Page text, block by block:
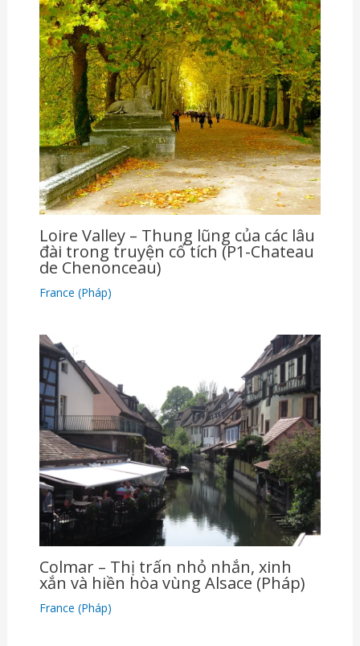
Loire Valley – Thung lũng của các lâu
đài trong truyện cổ tích (P1-Chateau
de Chenonceau)
France (Pháp)
Colmar – Thị trấn nhỏ nhắn, xinh
xắn và hiền hòa vùng Alsace (Pháp)
France (Pháp)